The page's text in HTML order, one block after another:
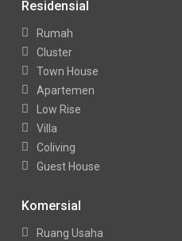
Residensial
Rumah
Cluster
Town House
Apartemen
Low Rise
Villa
Coliving
Guest House
Komersial
Ruang Usaha